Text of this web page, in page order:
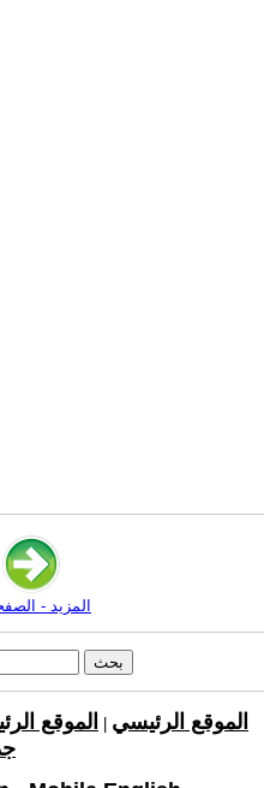
المزيد -
الموقع الرئيسي الموقع